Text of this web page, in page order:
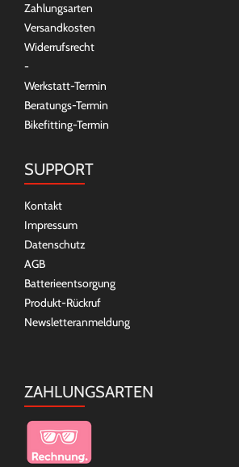
Zahlungsarten
Versandkosten
Widerrufsrecht
-
Werkstatt-Termin
Beratungs-Termin
Bikefitting-Termin
SUPPORT
Kontakt
Impressum
Datenschutz
AGB
Batterieentsorgung
Produkt-Rückruf
Newsletteranmeldung
ZAHLUNGSARTEN